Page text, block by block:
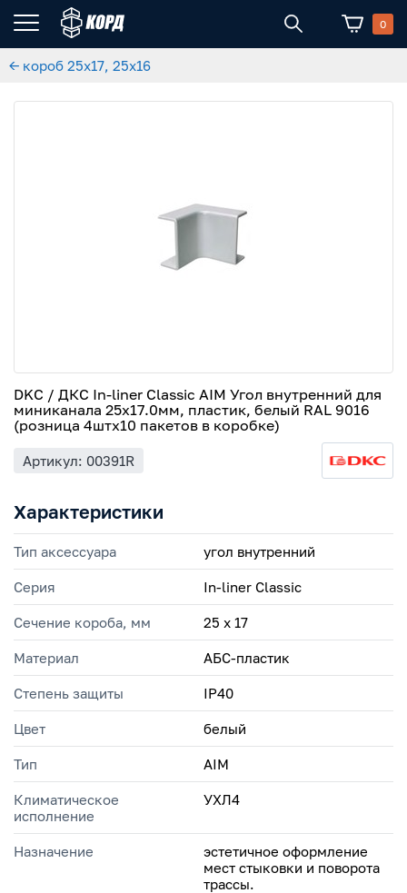
0
← короб 25x17, 25x16
DKC / ДКС In-liner Classic AIM Угол внутренний для
миниканала 25х17.0мм, пластик, белый RAL 9016
(розница 4штх10 пакетов в коробке)
Артикул: 00391R
Характеристики
Тип аксессуара угол внутренний
Серия In-liner Classic
Сечение короба, мм 25 х 17
Материал АБС-пластик
Степень защиты IP40
Цвет белый
Тип AIM
Климатическое
исполнение
УХЛ4
Назначение
эстетичное оформление
мест стыковки и поворота
трассы.